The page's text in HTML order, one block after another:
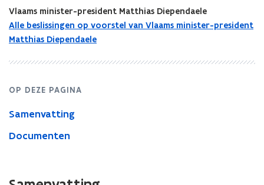
munitie
(voorontwerp
Vlaams minister-president Matthias Diependaele
Alle beslissingen op voorstel van Vlaams minister-president
Matthias Diependaele
OP DEZE PAGINA
Samenvatting
Documenten